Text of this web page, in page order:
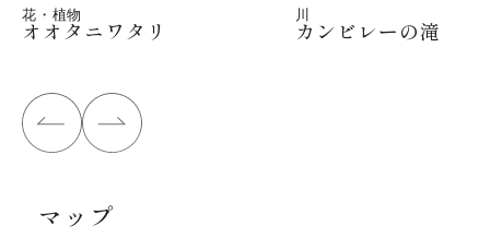
花・植物
オオタニワタリ
川
カンビレーの滝
マップ